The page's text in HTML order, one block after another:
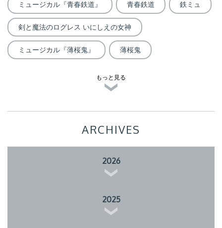
ミュージカル『青春鉄道』 青春鉄道 鉄ミュ
剣と魔法のログレス いにしえの女神
ミュージカル『薄桜鬼』 薄桜鬼
もっと見る
ARCHIVES
2026
2025